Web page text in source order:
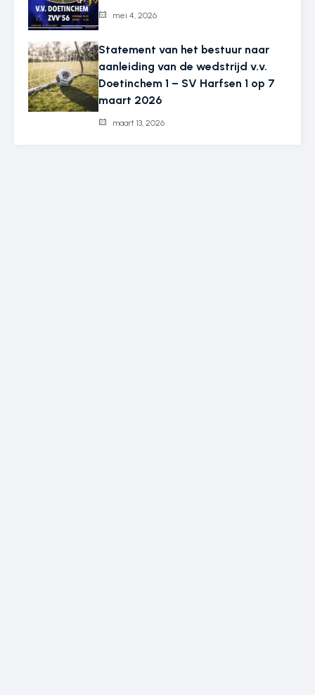
mei 4, 2026
Statement van het bestuur naar
aanleiding van de wedstrijd v.v.
Doetinchem 1 – SV Harfsen 1 op 7
maart 2026
maart 13, 2026